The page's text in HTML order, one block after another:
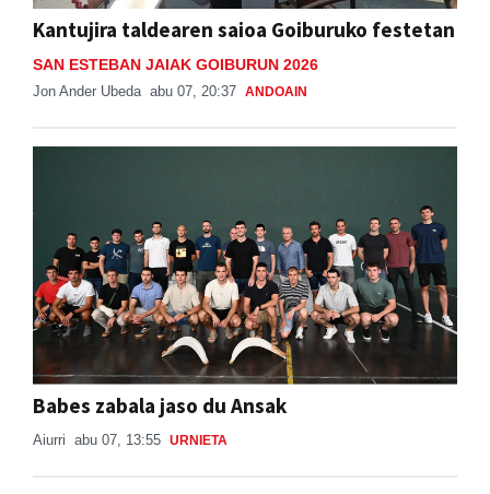
Kantujira taldearen saioa Goiburuko festetan
SAN ESTEBAN JAIAK GOIBURUN 2026
Jon Ander Ubeda abu 07, 20:37 ANDOAIN
Babes zabala jaso du Ansak
Aiurri abu 07, 13:55 URNIETA